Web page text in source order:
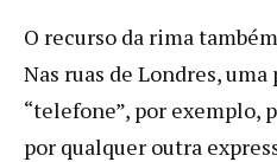
O recurso da rima
Nas ruas de Londres,
“telefone”, por exemplo,
por qualquer outra